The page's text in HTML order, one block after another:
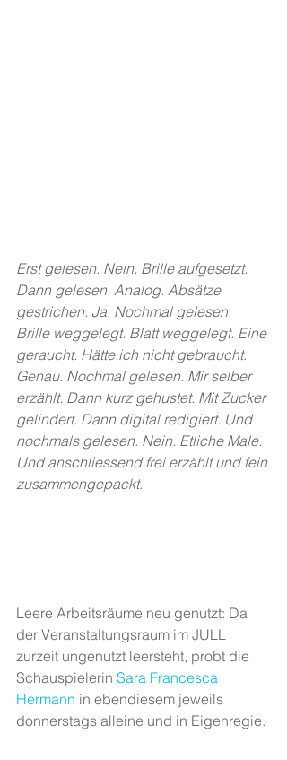
Erst gelesen. Nein. Brille aufgesetzt.
Dann gelesen. Analog. Absätze
gestrichen. Ja. Nochmal gelesen.
Brille weggelegt. Blatt weggelegt. Eine
geraucht. Hätte ich nicht gebraucht.
Genau. Nochmal gelesen. Mir selber
erzählt. Dann kurz gehustet. Mit Zucker
gelindert. Dann digital redigiert. Und
nochmals gelesen. Nein. Etliche Male.
Und anschliessend frei erzählt und fein
zusammengepackt.
Leere Arbeitsräume neu genutzt: Da
der Veranstaltungsraum im JULL
zurzeit ungenutzt leersteht, probt die
Schauspielerin Sara Francesca
Hermann in ebendiesem jeweils
donnerstags alleine und in Eigenregie.